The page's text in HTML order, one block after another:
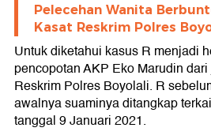
Pelecehan Wanita
Kasat Reskrim Polres
Untuk diketahui kasus R menjadi
pencopotan AKP Eko Marudin
Reskrim Polres Boyolali. R
awalnya suaminya ditangkap
tanggal 9 Januari 2021.